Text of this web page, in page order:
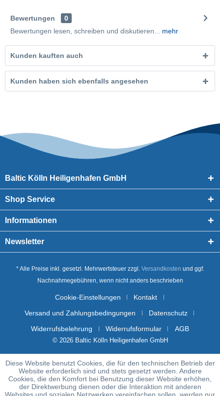
Bewertungen
0
Bewertungen lesen, schreiben und diskutieren...
mehr
Kunden kauften auch
Kunden haben sich ebenfalls angesehen
Baltic Kölln Heiligenhafen GmbH
Shop Service
Informationen
Newsletter
* Alle Preise inkl. gesetzl. Mehrwertsteuer zzgl. Versandkosten und ggf.
Nachnahmegebühren, wenn nicht anders beschrieben
Cookie-Einstellungen
Kontakt
Versand und Zahlungsbedingungen
Datenschutz
Widerrufsbelehrung
Widerrufsformular AGB
© 2026 Baltic Kölln Heiligenhafen GmbH
Diese Website benutzt Cookies, die für den technischen Betrieb der
Website erforderlich sind und stets gesetzt werden. Andere
Cookies, die den Komfort bei Benutzung dieser Website erhöhen,
der Direktwerbung dienen oder die Interaktion mit anderen